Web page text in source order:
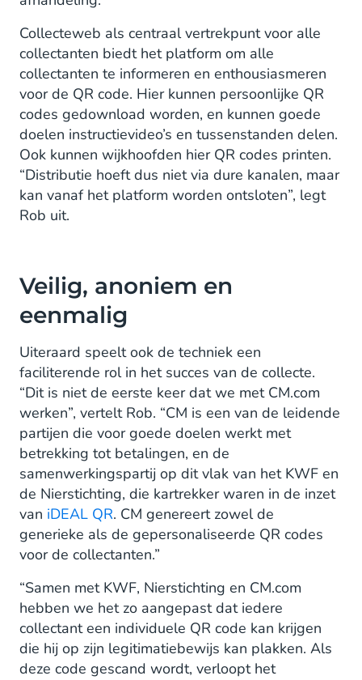
Collecteweb als centraal vertrekpunt voor alle
collectanten biedt het platform om alle
collectanten te informeren en enthousiasmeren
voor de QR code. Hier kunnen persoonlijke QR
codes gedownload worden, en kunnen goede
doelen instructievideo’s en tussenstanden delen.
Ook kunnen wijkhoofden hier QR codes printen.
“Distributie hoeft dus niet via dure kanalen, maar
kan vanaf het platform worden ontsloten”, legt
Rob uit.
Veilig, anoniem en
eenmalig
Uiteraard speelt ook de techniek een
faciliterende rol in het succes van de collecte.
“Dit is niet de eerste keer dat we met CM.com
werken”, vertelt Rob. “CM is een van de leidende
partijen die voor goede doelen werkt met
betrekking tot betalingen, en de
samenwerkingspartij op dit vlak van het KWF en
de Nierstichting, die kartrekker waren in de inzet
van iDEAL QR. CM genereert zowel de
generieke als de gepersonaliseerde QR codes
voor de collectanten.”
“Samen met KWF, Nierstichting en CM.com
hebben we het zo aangepast dat iedere
collectant een individuele QR code kan krijgen
die hij op zijn legitimatiebewijs kan plakken. Als
deze code gescand wordt, verloopt het